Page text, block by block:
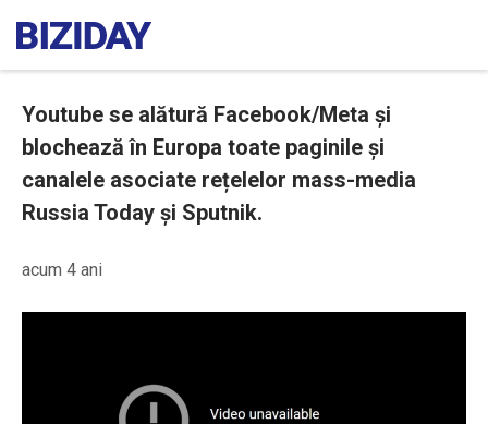
Youtube se alătură Facebook/Meta și
blochează în Europa toate paginile și
canalele asociate rețelelor mass-media
Russia Today și Sputnik.
acum 4 ani